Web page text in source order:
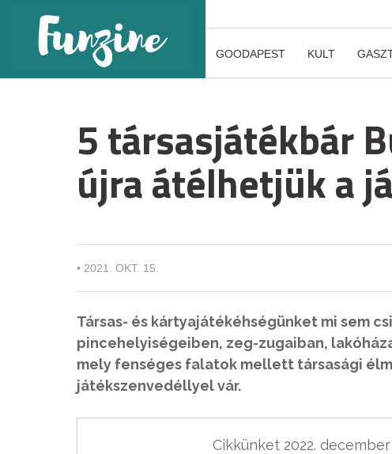
GOODAPEST KULT
5 társasjátékbár
újra átélhetjük a
• 2021. OKT. 15.
Társas- és kártyajátékéhségünket mi sem
pincehelyiségeiben, zeg-zugaiban,
mely fenséges falatok mellett társasági
játékszenvedéllyel vár.
Cikkünket 2022.